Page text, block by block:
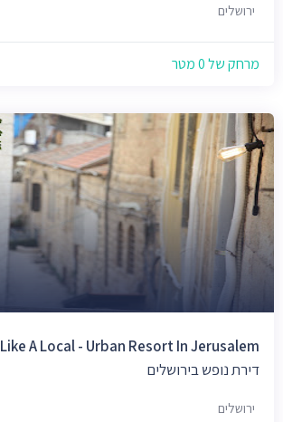
ירושלים
מרחק של 0 מטר
Like A Local - Urban Resort In Jerusalem
דירת נופש בירושלים
ירושלים